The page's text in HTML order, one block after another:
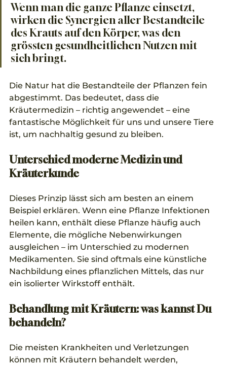
Wenn man die ganze Pflanze einsetzt,
wirken die Synergien aller Bestandteile
des Krauts auf den Körper, was den
grössten gesundheitlichen Nutzen mit
sich bringt.
Die Natur hat die Bestandteile der Pflanzen fein
abgestimmt. Das bedeutet, dass die
Kräutermedizin – richtig angewendet – eine
fantastische Möglichkeit für uns und unsere Tiere
ist, um nachhaltig gesund zu bleiben.
Unterschied moderne Medizin und
Kräuterkunde
Dieses Prinzip lässt sich am besten an einem
Beispiel erklären. Wenn eine Pflanze Infektionen
heilen kann, enthält diese Pflanze häufig auch
Elemente, die mögliche Nebenwirkungen
ausgleichen – im Unterschied zu modernen
Medikamenten. Sie sind oftmals eine künstliche
Nachbildung eines pflanzlichen Mittels, das nur
ein isolierter Wirkstoff enthält.
Behandlung mit Kräutern: was kannst Du
behandeln?
Die meisten Krankheiten und Verletzungen
können mit Kräutern behandelt werden,